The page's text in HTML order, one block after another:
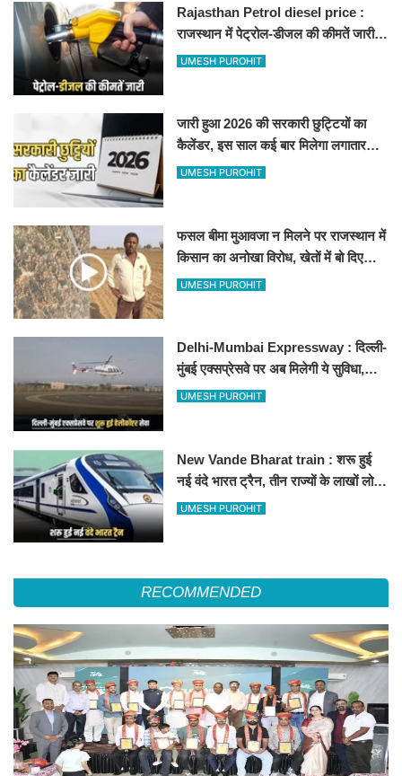
Rajasthan Petrol diesel price :
राजस्थान में पेट्रोल-डीजल की कीमतें जारी,
जानिए बीकानेर समेत पुरे प्रदेश में नए रेट
UMESH PUROHIT
जारी हुआ 2026 की सरकारी छुट्टियों का
कैलेंडर, इस साल कई बार मिलेगा लगातार
अवकाश, देखें
UMESH PUROHIT
फसल बीमा मुआवजा न मिलने पर राजस्थान में
किसान का अनोखा विरोध, खेतों में बो दिए
500-500 रुपए के नोट, वीडियो वायरल
UMESH PUROHIT
Delhi-Mumbai Expressway : दिल्ली-
मुंबई एक्सप्रेसवे पर अब मिलेगी ये सुविधा,
हेलीकॉप्टर सर्विस से तुरंत घायल पहुंचेगा
UMESH PUROHIT
New Vande Bharat train : शरू हुई
नई वंदे भारत ट्रैन, तीन राज्यों के लाखों लोगों
का सफर होगा आसान, देखें पूरा रूटमैप
UMESH PUROHIT
RECOMMENDED